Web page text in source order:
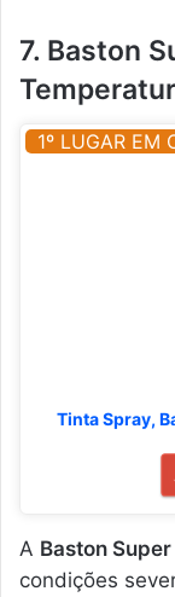
7. Baston
1º LUGAR EM
Tinta Spray,
A Baston
condições